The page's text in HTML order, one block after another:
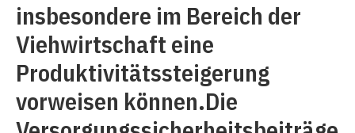
insbesondere im Bereich der
Viehwirtschaft eine
Produktivitätssteigerung
vorweisen können.Die